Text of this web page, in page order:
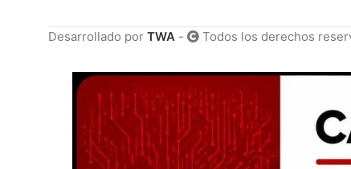
Desarrollado por TWA - Todos los derechos